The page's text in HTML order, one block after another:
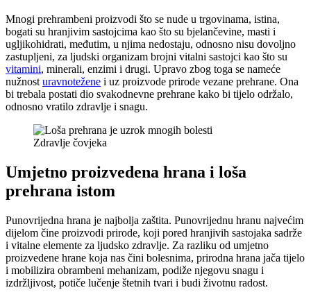
Mnogi prehrambeni proizvodi što se nude u trgovinama, istina,
bogati su hranjivim sastojcima kao što su bjelančevine, masti i
ugljikohidrati, međutim, u njima nedostaju, odnosno nisu dovoljno
zastupljeni, za ljudski organizam brojni vitalni sastojci kao što su
vitamini, minerali, enzimi i drugi. Upravo zbog toga se nameće
nužnost uravnotežene i uz proizvode prirode vezane prehrane. Ona
bi trebala postati dio svakodnevne prehrane kako bi tijelo održalo,
odnosno vratilo zdravlje i snagu.
Zdravlje čovjeka
Umjetno proizvedena hrana i loša
prehrana istom
Punovrijedna hrana je najbolja zaštita. Punovrijednu hranu najvećim
dijelom čine proizvodi prirode, koji pored hranjivih sastojaka sadrže
i vitalne elemente za ljudsko zdravlje. Za razliku od umjetno
proizvedene hrane koja nas čini bolesnima, prirodna hrana jača tijelo
i mobilizira obrambeni mehanizam, podiže njegovu snagu i
izdržljivost, potiče lučenje štetnih tvari i budi životnu radost.